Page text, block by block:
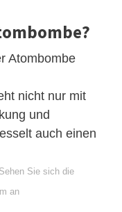
Atombombe
nicht nur mit
und
auch einen
Sehen Sie sich die
an